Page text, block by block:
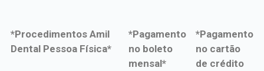
*Procedimentos Amil
Dental Pessoa Física*
*Pagamento
no boleto
mensal*
*Pagamento
no cartão
de crédito